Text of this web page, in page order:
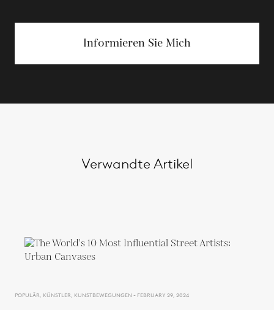
Informieren Sie Mich
Verwandte Artikel
POPULÄR, KÜNSTLER, KUNSTBEWEGUNGEN - FEBRUARY 29, 2024